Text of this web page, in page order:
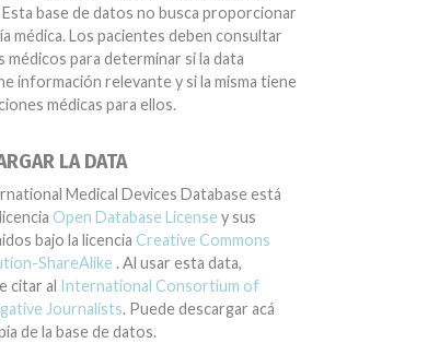
Esta base de datos no busca proporcionar
médica. Los pacientes deben consultar
médicos para determinar si la data
información relevante y si la misma tiene
médicas para ellos.
LA DATA
Medical Devices Database está
Open Database License y sus
bajo la licencia Creative Commons
ShareAlike . Al usar esta data,
citar al International Consortium of
Journalists. Puede descargar acá
de la base de datos.